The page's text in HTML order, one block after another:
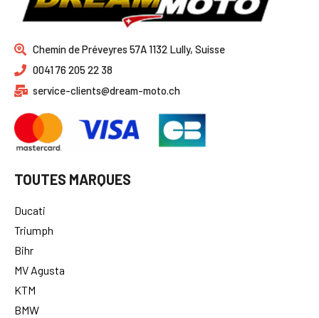
Chemin de Préveyres 57A 1132 Lully, Suisse
0041 76 205 22 38
service-clients@dream-moto.ch
TOUTES MARQUES
Ducati
Triumph
Bihr
MV Agusta
KTM
BMW